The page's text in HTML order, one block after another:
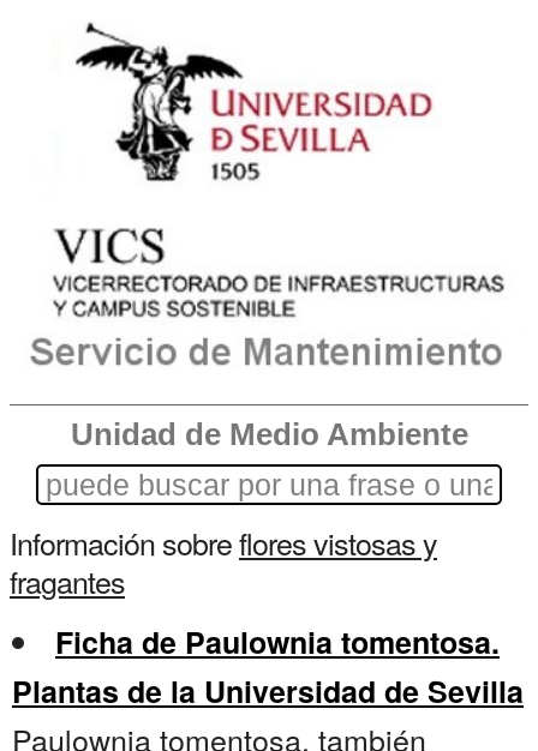
Unidad de Medio Ambiente
Información sobreflores vistosas y
fragantes
Ficha de Paulownia tomentosa.
Plantas de la Universidad de Sevilla
Paulownia tomentosa, también